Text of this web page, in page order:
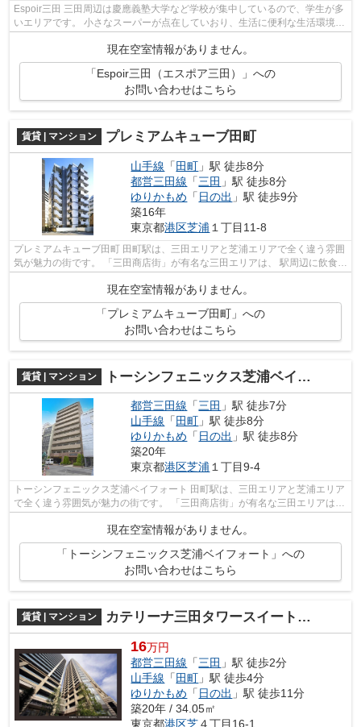
Espoir三⽥ 三田周辺は慶應義塾大学など学校が集中しているので、学生が多
いエリアです。 小さなスーパーが点在していおり、生活に便利な生活環境が
現在空室情報がありません。
「Espoir三田（エスポア三田）」への
お問い合わせはこちら
賃貸 | マンション プレミアムキューブ田町
山手線 「田町 」駅 徒歩8分
都営三田線 「三田 」駅 徒歩8分
ゆりかもめ 「日の出 」駅 徒歩9分
築16年
東京都港区芝浦 １丁目11-8
プレミアムキューブ田町 田町駅は、三田エリアと芝浦エリアで全く違う雰囲
気が魅力の街です。 「三田商店街」が有名な三田エリアは、 駅周辺に飲食店
現在空室情報がありません。
「プレミアムキューブ田町」への
お問い合わせはこちら
賃貸 | マンション トーシンフェニックス芝浦ベイフォート
都営三田線 「三田 」駅 徒歩7分
山手線 「 田町 」駅 徒歩8分
ゆりかもめ 「 日の出 」駅 徒歩8分
築20年
東京都港区芝浦 １丁目9-4
トーシンフェニックス芝浦ベイフォート 田町駅は、三田エリアと芝浦エリア
で全く違う雰囲気が魅力の街です。 「三田商店街」が有名な三田エリアは、
現在空室情報がありません。
「トーシンフェニックス芝浦ベイフォート」への
お問い合わせはこちら
賃貸 | マンション カテリーナ三田タワースイート ウエストアーク
16万円
都営三田線 「三田 」駅 徒歩2分
山手線 「田町 」駅 徒歩4分
ゆりかもめ 「日の出 」駅 徒歩11分
築20年 / 34.05㎡
東京都港区芝４丁目16-1